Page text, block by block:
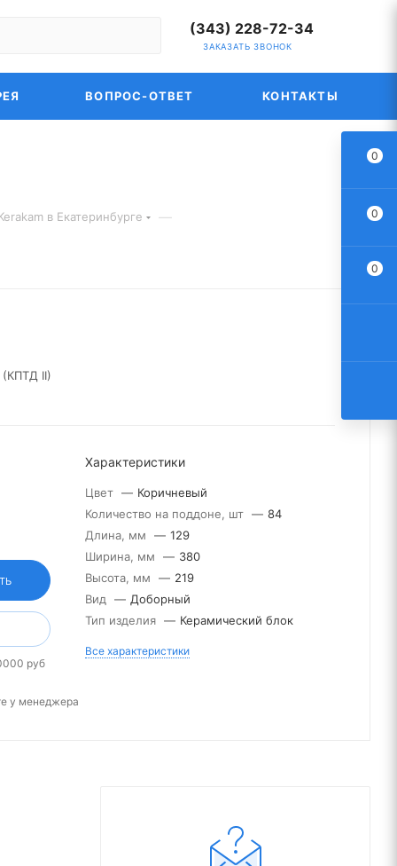
(343) 228-72-34
ЗАКАЗАТЬ ЗВОНОК
ВОПРОС-ОТВЕТ КОНТАКТЫ
в Екатеринбурге —
(КПТД II)
руб
Характеристики
Цвет — Коричневый
Количество на поддоне, шт — 84
Длина, мм
— 129
Ширина, мм
— 380
Высота, мм
— 219
Вид
— Доборный
Тип изделия — Керамический блок
Все характеристики
у менеджера
0
0
0